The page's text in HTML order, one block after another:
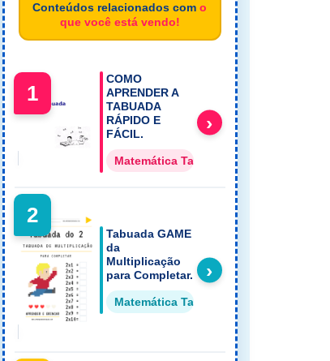
Conteúdos relacionados com o
que você está vendo!
1
COMO
APRENDER A
TABUADA
RÁPIDO E
FÁCIL.
Matemática Tabuada
›
2
Tabuada GAME
da
Multiplicação
para Completar.
Matemática Tabuada
›